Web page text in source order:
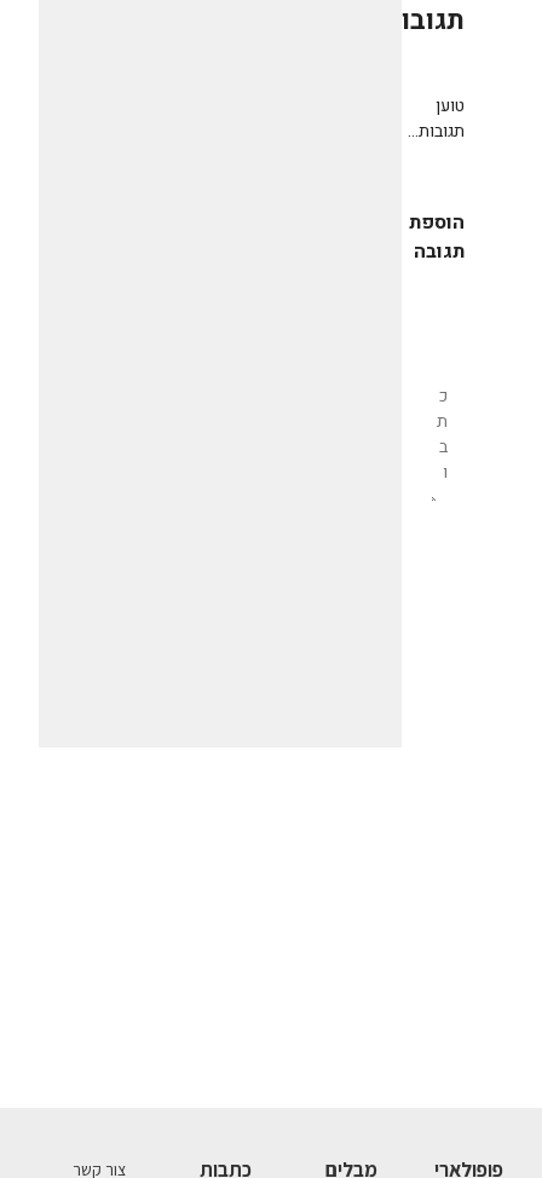
תגובות
טוען
תגובות...
הוספת
תגובה
פופולארי מבלים כתבות צור קשר